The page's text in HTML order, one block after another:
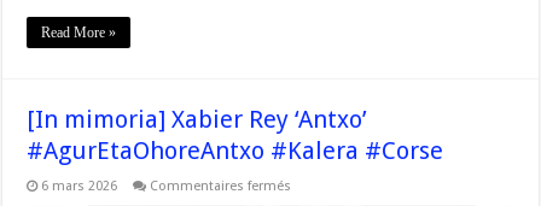
Read More »
[In mimoria] Xabier Rey ‘Antxo’
#AgurEtaOhoreAntxo #Kalera #Corse
6 mars 2026 Commentaires fermés